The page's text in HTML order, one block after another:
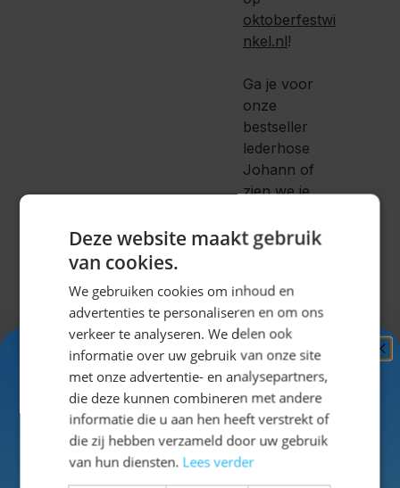
oktoberfestwi
nkel.nl!
Ga je voor
onze
bestseller
lederhose
Johann of
zien we je
biertafel in
een echte
van
Wildleder?
Stel
gemakkelijk je
hele outfit
samenop de
site!
Deze website maakt gebruik
van cookies.
We gebruiken cookies om inhoud en
advertenties te personaliseren en om ons
verkeer te analyseren. We delen ook
informatie over uw gebruik van onze site
met onze advertentie- en analysepartners,
die deze kunnen combineren met andere
informatie die u aan hen heeft verstrekt of
die zij hebben verzameld door uw gebruik
van hun diensten. Lees verder
Ontvang5%
KORTING!
Schrijf je nuin voor de nieuwsbrief en ontvang toegang
tot exclusieve kortingen!